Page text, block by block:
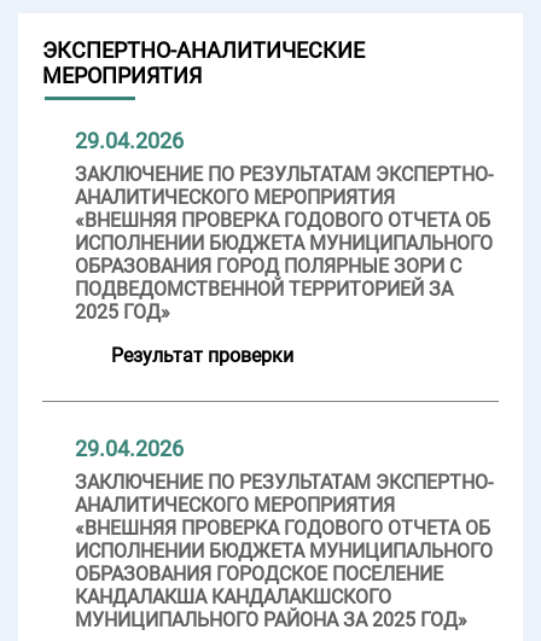
ЭКСПЕРТНО-АНАЛИТИЧЕСКИЕ
МЕРОПРИЯТИЯ
29.04.2026
ЗАКЛЮЧЕНИЕ ПО РЕЗУЛЬТАТАМ ЭКСПЕРТНО-
АНАЛИТИЧЕСКОГО МЕРОПРИЯТИЯ
«ВНЕШНЯЯ ПРОВЕРКА ГОДОВОГО ОТЧЕТА ОБ
ИСПОЛНЕНИИ БЮДЖЕТА МУНИЦИПАЛЬНОГО
ОБРАЗОВАНИЯ ГОРОД ПОЛЯРНЫЕ ЗОРИ С
ПОДВЕДОМСТВЕННОЙ ТЕРРИТОРИЕЙ ЗА
2025 ГОД»
Результат проверки
29.04.2026
ЗАКЛЮЧЕНИЕ ПО РЕЗУЛЬТАТАМ ЭКСПЕРТНО-
АНАЛИТИЧЕСКОГО МЕРОПРИЯТИЯ
«ВНЕШНЯЯ ПРОВЕРКА ГОДОВОГО ОТЧЕТА ОБ
ИСПОЛНЕНИИ БЮДЖЕТА МУНИЦИПАЛЬНОГО
ОБРАЗОВАНИЯ ГОРОДСКОЕ ПОСЕЛЕНИЕ
КАНДАЛАКША КАНДАЛАКШСКОГО
МУНИЦИПАЛЬНОГО РАЙОНА ЗА 2025 ГОД»